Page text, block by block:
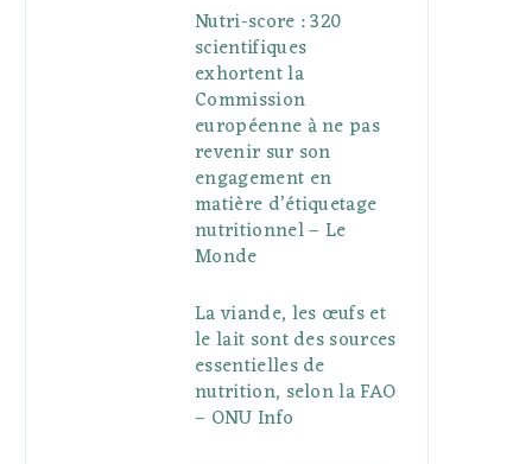
Nutri-score : 320
scientifiques
exhortent la
Commission
européenne à ne pas
revenir sur son
engagement en
matière d’étiquetage
nutritionnel – Le
Monde
La viande, les œufs et
le lait sont des sources
essentielles de
nutrition, selon la FAO
– ONU Info